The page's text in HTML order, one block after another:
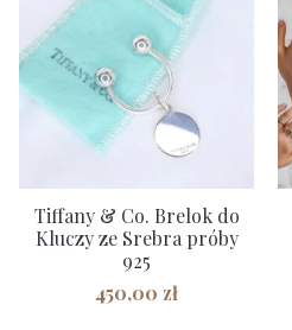
Tiffany & Co. Brelok do
Kluczy ze Srebra próby
925
450,00 zł